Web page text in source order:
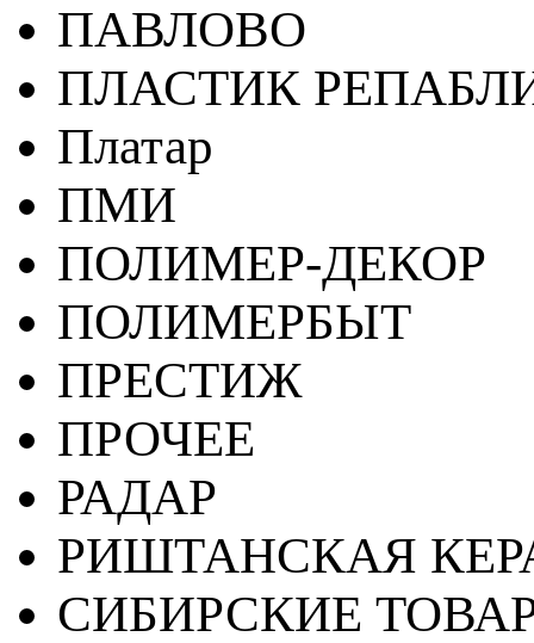
ПАВЛОВО
ПЛАСТИК
Платар
ПМИ
ПОЛИМЕР-ДЕКОР
ПОЛИМЕРБЫТ
ПРЕСТИЖ
ПРОЧЕЕ
РАДАР
РИШТАНСКАЯ
СИБИРСКИЕ